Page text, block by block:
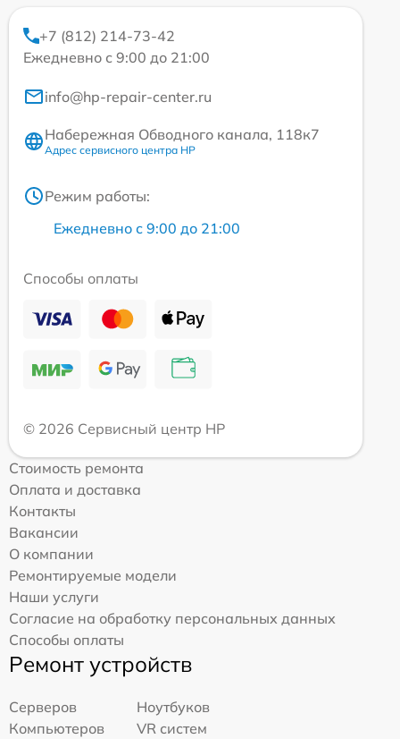
+7 (812) 214-73-42
Ежедневно с 9:00 до 21:00
info@hp-repair-center.ru
Набережная Обводного канала, 118к7
Адрес сервисного центра HP
Режим работы:
Ежедневно с 9:00 до 21:00
Способы оплаты
© 2026 Сервисный центр HP
Стоимость ремонта
Оплата и доставка
Контакты
Вакансии
О компании
Ремонтируемые модели
Наши услуги
Согласие на обработку персональных данных
Способы оплаты
Ремонт устройств
Серверов
Ноутбуков
Компьютеров
VR систем